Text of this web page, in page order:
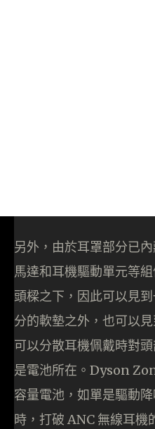
另外，由於耳罩部分已
馬達和耳機驅動單元等
頭樑之下，因此可以見
分的軟墊之外，也可以
可以分散耳機佩戴時對
是電池所在。Dyson
容量電池，如單是驅動
時，打破 ANC 無線耳機